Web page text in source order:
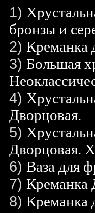
1)
бронзы и
2) Креманка
3) Большая
4)
Дворцовая.
5)
Дворцовая.
6) Ваза для
7) Креманка
8) Креманка